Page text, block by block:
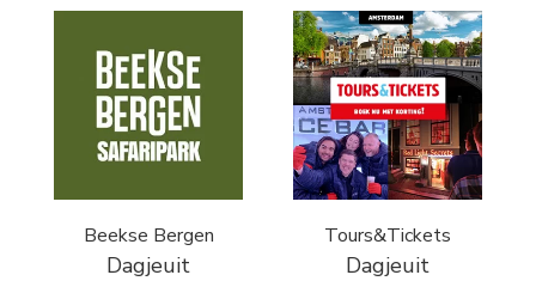
Beekse Bergen
Dagjeuit
Tours&Tickets
Dagjeuit